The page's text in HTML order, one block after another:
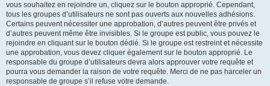
vous souhaitez en rejoindre un, cliquez sur le bouton approprié. Cependant,
tous les groupes d’utilisateurs ne sont pas ouverts aux nouvelles adhésions.
Certains peuvent nécessiter une approbation, d’autres peuvent être privés et
d’autres peuvent même être invisibles. Si le groupe est public, vous pouvez le
rejoindre en cliquant sur le bouton dédié. Si le groupe est restreint et nécessite
une approbation, vous devez cliquer également sur le bouton approprié. Le
responsable du groupe d’utilisateurs devra alors approuver votre requête et
pourra vous demander la raison de votre requête. Merci de ne pas harceler un
responsable de groupe s’il refuse votre demande.